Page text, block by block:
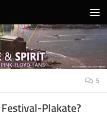
5
Plakate?